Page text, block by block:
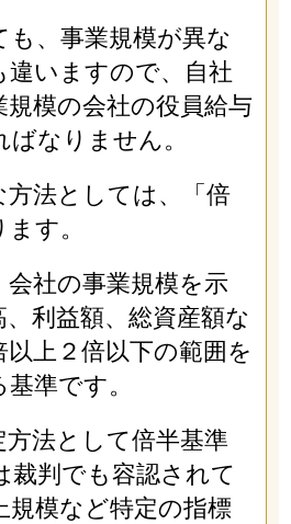
も、事業規模が異な
違いますので、自社
規模の会社の役員給与
なりません。
方法としては、「倍
す。
社の事業規模を示
利益額、総資産額な
以上２倍以下の範囲を
準です。
法として倍半基準
裁判でも容認されて
規模など特定の指標